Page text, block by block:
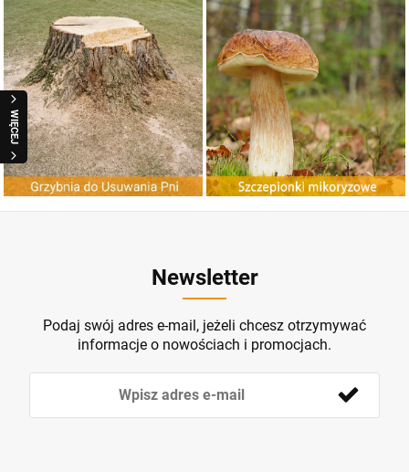
WIĘCEJ
G
r
z
y
b
n
ia
d
o
U
suw
ania
P
n
i
ZOBACZ
Szczepionki Mikoryzowe
ZOBACZ
Newsletter
Podaj swój adres e-mail, jeżeli chcesz otrzymywać
informacje o nowościach i promocjach.